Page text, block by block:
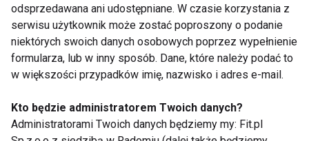
Numerem jeden w mojej opinii jesttrening z
wolnym ciężarem i trening na maszynach typu
plate loaded . CORE H&F notuje rok do roku
największe wzrosty w sprzedaży w tym segmencie
podestami, na których entuzjaści fitness, których
średnia wieku bardzo mocno ostatnio się obniżyła,
odsprzedawana ani udostępniane. W czasie korzystania z
serwisu użytkownik może zostać poproszony o podanie
niektórych swoich danych osobowych poprzez wypełnienie
formularza, lub w inny sposób. Dane, które należy podać to
w większości przypadków imię, nazwisko i adres e-mail.
Kto będzie administratorem Twoich danych?
Administratorami Twoich danych będziemy my: Fit.pl